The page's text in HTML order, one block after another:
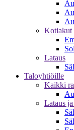
Kotiakut
Lataus
Taloyhtiöille
Kaikki
Lataus